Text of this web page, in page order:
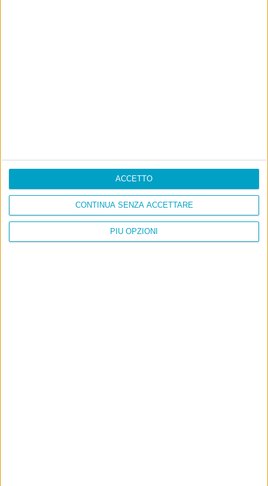
PIÙ OPZIONI
CONTINUA SENZA ACCETTARE
ACCETTO